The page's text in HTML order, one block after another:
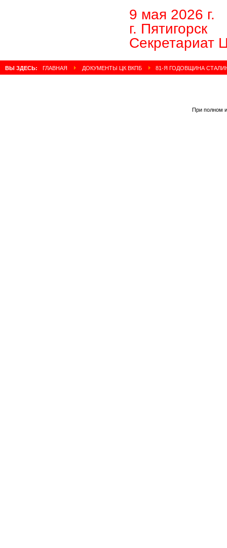
9 мая 2026 г.
г. Пятигорск
Секретариат
ВЫ ЗДЕСЬ: ГЛАВНАЯ ДОКУМЕНТЫ ЦК ВКПБ 81-Я ГОДОВЩИНА
При полном